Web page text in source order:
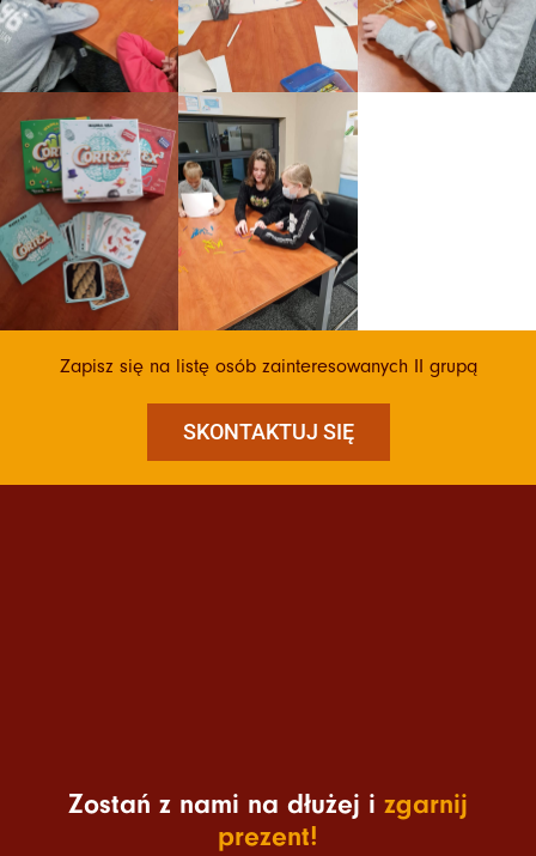
Zapisz się na listę osób zainteresowanych II grupą
SKONTAKTUJ SIĘ
Zostań z nami na dłużej i zgarnij
prezent!